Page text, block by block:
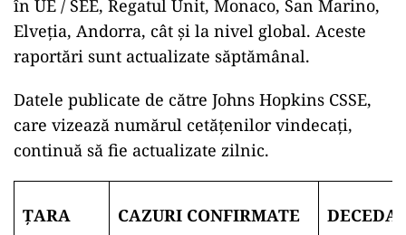
în UE / SEE, Regatul Unit, Monaco, San Marino,
Elveția, Andorra, cât și la nivel global. Aceste
raportări sunt actualizate săptămânal.
Datele publicate de către Johns Hopkins CSSE,
care vizează numărul cetățenilor vindecați,
continuă să fie actualizate zilnic.
ŢARA CAZURI CONFIRMATE